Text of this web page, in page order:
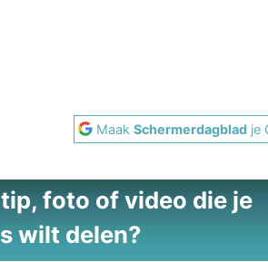
MaakSchermerdagblad je
foto of video die je
wilt delen?